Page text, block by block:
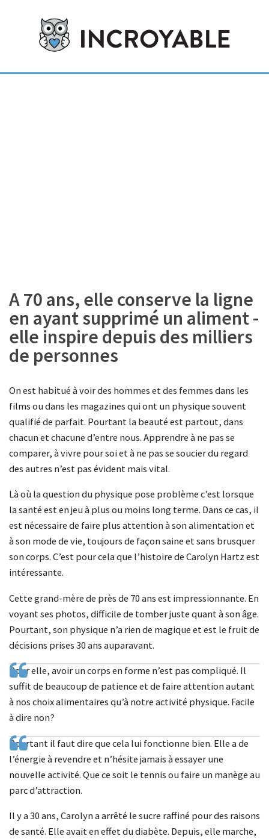
A 70 ans, elle conserve la ligne
en ayant supprimé un aliment -
elle inspire depuis des milliers
de personnes
On est habitué à voir des hommes et des femmes dans les
films ou dans les magazines qui ont un physique souvent
qualifié de parfait. Pourtant la beauté est partout, dans
chacun et chacune d’entre nous. Apprendre à ne pas se
comparer, à vivre pour soi et à ne pas se soucier du regard
des autres n’est pas évident mais vital.
Là où la question du physique pose problème c’est lorsque
la santé est en jeu à plus ou moins long terme. Dans ce cas, il
est nécessaire de faire plus attention à son alimentation et
à son mode de vie, toujours de façon saine et sans brusquer
son corps. C’est pour cela que l’histoire de Carolyn Hartz est
intéressante.
Cette grand-mère de près de 70 ans est impressionnante. En
voyant ses photos, difficile de tomber juste quant à son âge.
Pourtant, son physique n’a rien de magique et est le fruit de
décisions prises 30 ans auparavant.
Pour elle, avoir un corps en forme n’est pas compliqué. Il
suffit de beaucoup de patience et de faire attention autant
à nos choix alimentaires qu’à notre activité physique. Facile
à dire non?
Pourtant il faut dire que cela lui fonctionne bien. Elle a de
l’énergie à revendre et n’hésite jamais à essayer une
nouvelle activité. Que ce soit le tennis ou faire un manège au
parc d’attraction.
Il y a 30 ans, Carolyn a arrêté le sucre raffiné pour des raisons
de santé. Elle avait en effet du diabète. Depuis, elle marche,